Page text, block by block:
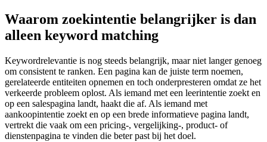
Waarom zoekintentie belangrijker is dan
alleen keyword matching
Keywordrelevantie is nog steeds belangrijk, maar niet langer genoeg
om consistent te ranken. Een pagina kan de juiste term noemen,
gerelateerde entiteiten opnemen en toch onderpresteren omdat ze het
verkeerde probleem oplost. Als iemand met een leerintentie zoekt en
op een salespagina landt, haakt die af. Als iemand met
aankoopintentie zoekt en op een brede informatieve pagina landt,
vertrekt die vaak om een pricing-, vergelijking-, product- of
dienstenpagina te vinden die beter past bij het doel.